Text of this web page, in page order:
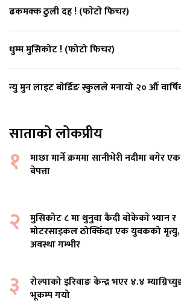
ढकमक्क ठुली दह ! (फाेटाे फिचर)
धुम्म मुसिकोट ! (फोटो फिचर)
न्यु मुन लाइट बाेर्डिङ स्कुलले मनायो २० औँ
साताको लोकप्रीय
१
माछा मार्ने क्रममा सानीभेरी नदीमा बगेर
बेपत्ता
२
मुसिकोट ८ मा थुनुवा कैदी बाेकेकाे भ्यान र
मोटरसाइकल ठोक्किँदा एक युवकको
अवस्था गम्भीर
३
रोल्पाको इरिवाङ केन्द्र भएर ४.४
भूकम्प गयो